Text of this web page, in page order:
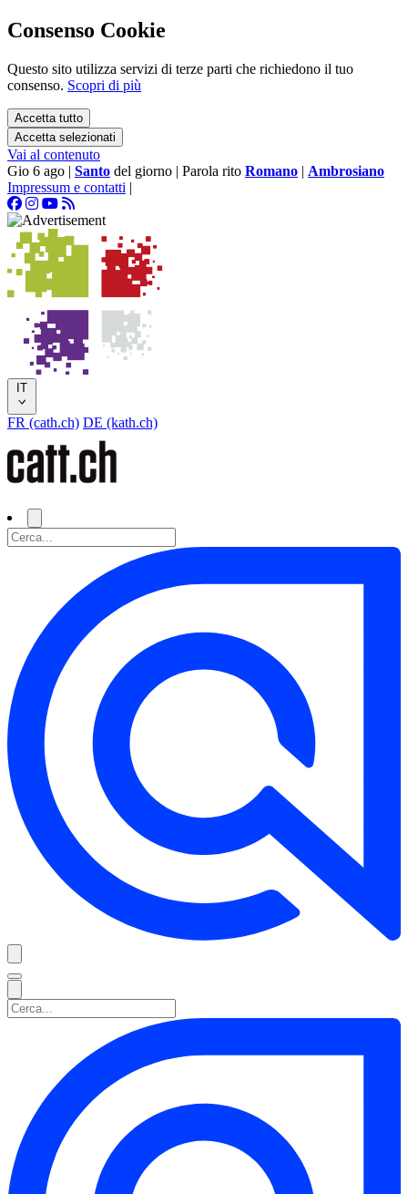
Consenso Cookie
Questo sito utilizza servizi di terze parti che richiedono il tuo
consenso. Scopri di più
Accetta tutto
Accetta selezionati
Vai al contenuto
Gio 6 ago | Santo del giorno | Parola rito Romano | Ambrosiano
Impressum e contatti |
IT
FR (cath.ch) DE (kath.ch)